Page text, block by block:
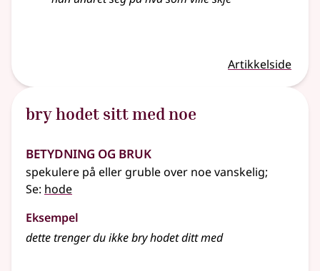
Artikkelside
bry hodet sitt med noe
Betydning og bruk
spekulere på eller gruble over noe vanskelig;
Se: hode
Eksempel
dette trenger du ikke bry hodet ditt med